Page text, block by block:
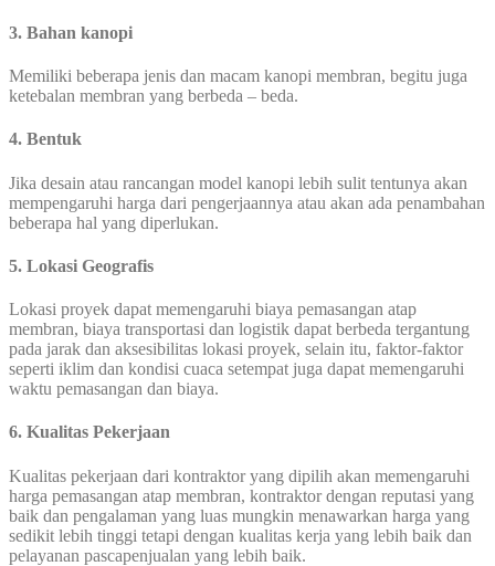
3. Bahan kanopi
Memiliki beberapa jenis dan macam kanopi membran, begitu juga
ketebalan membran yang berbeda – beda.
4. Bentuk
Jika desain atau rancangan model kanopi lebih sulit tentunya akan
mempengaruhi harga dari pengerjaannya atau akan ada penambahan
beberapa hal yang diperlukan.
5. Lokasi Geografis
Lokasi proyek dapat memengaruhi biaya pemasangan atap
membran, biaya transportasi dan logistik dapat berbeda tergantung
pada jarak dan aksesibilitas lokasi proyek, selain itu, faktor-faktor
seperti iklim dan kondisi cuaca setempat juga dapat memengaruhi
waktu pemasangan dan biaya.
6. Kualitas Pekerjaan
Kualitas pekerjaan dari kontraktor yang dipilih akan memengaruhi
harga pemasangan atap membran, kontraktor dengan reputasi yang
baik dan pengalaman yang luas mungkin menawarkan harga yang
sedikit lebih tinggi tetapi dengan kualitas kerja yang lebih baik dan
pelayanan pascapenjualan yang lebih baik.